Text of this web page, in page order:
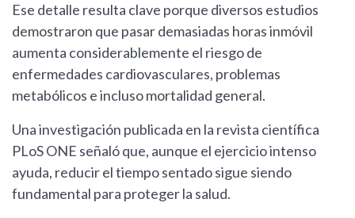
Ese detalle resulta clave porque diversos estudios
demostraron que pasar demasiadas horas inmóvil
aumenta considerablemente el riesgo de
enfermedades cardiovasculares, problemas
metabólicos e incluso mortalidad general.
Una investigación publicada en la revista científica
PLoS ONE señaló que, aunque el ejercicio intenso
ayuda, reducir el tiempo sentado sigue siendo
fundamental para proteger la salud.